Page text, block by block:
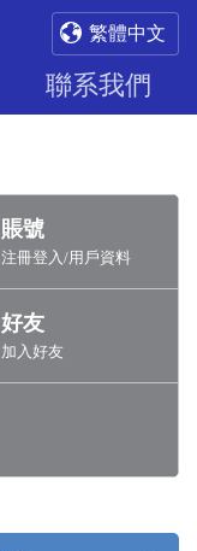
聯系我們
繁體中文
賬號
注冊登入/用戶資料
好友
加入好友